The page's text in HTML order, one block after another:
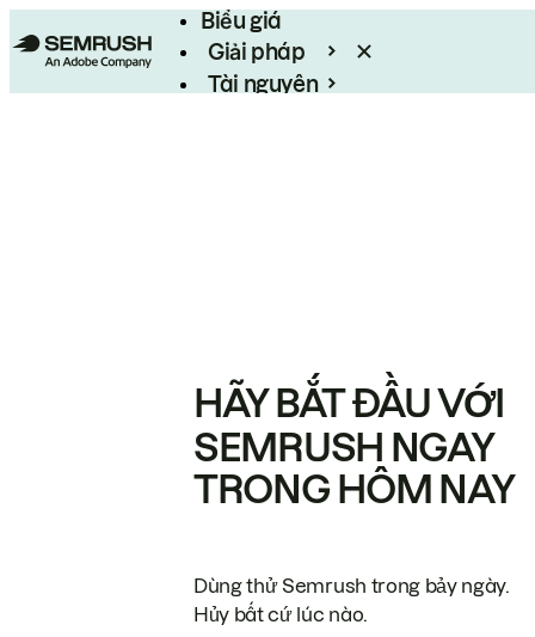
Biểu giá
Giải pháp
Tài nguyên
HÃY BẮT ĐẦU VỚI
SEMRUSH NGAY
TRONG HÔM NAY
Dùng thử Semrush trong bảy ngày.
Hủy bất cứ lúc nào.